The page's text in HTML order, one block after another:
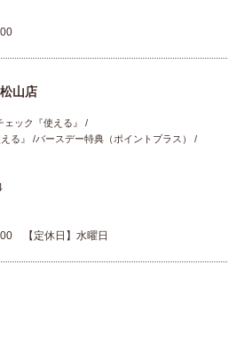
山店
ェック『使える』
る』
バースデー特典（ポイントプラス）
00 【定休日】水曜日